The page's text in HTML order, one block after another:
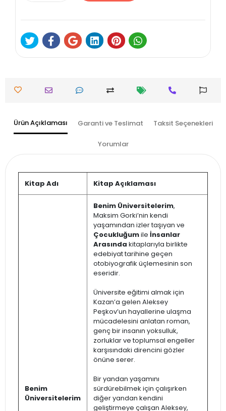
Ürün Açıklaması Garanti ve Teslimat Taksit Seçenekleri
Yorumlar
Kitap Adı Kitap Açıklaması
Benim
Üniversitelerim
Benim Üniversitelerim,
Maksim Gorki’nin kendi
yaşamından izler taşıyan ve
Çocukluğumile İnsanlar
Arasında kitaplarıyla birlikte
edebiyat tarihine geçen
otobiyografik üçlemesinin son
eseridir.
Üniversite eğitimi almak için
Kazan’a gelen Aleksey
Peşkov’un hayallerine ulaşma
mücadelesini anlatan roman,
genç bir insanın yoksulluk,
zorluklar ve toplumsal engeller
karşısındaki direncini gözler
önüne serer.
Bir yandan yaşamını
sürdürebilmek için çalışırken
diğer yandan kendini
geliştirmeye çalışan Aleksey,